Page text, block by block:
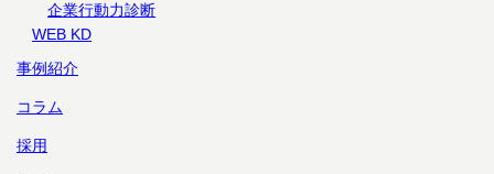
企業行動力診断
WEB KD
事例紹介
コラム
採用